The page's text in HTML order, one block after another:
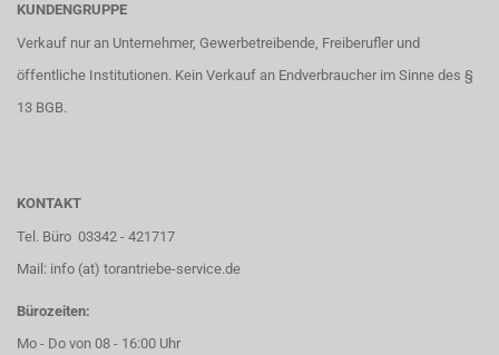
KUNDENGRUPPE
Verkauf nur an Unternehmer, Gewerbetreibende, Freiberufler und
öffentliche Institutionen. Kein Verkauf an Endverbraucher im Sinne des §
13 BGB.
KONTAKT
Tel. Büro 03342 - 421717
Mail: info (at) torantriebe-service.de
Bürozeiten:
Mo - Do von 08 - 16:00 Uhr